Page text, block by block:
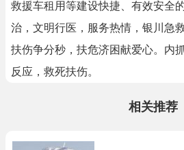
救援车租用等建设快捷、有效安全
治，文明行医，服务热情，银川急
扶伤争分秒，扶危济困献爱心。内
反应，救死扶伤。
相关推荐